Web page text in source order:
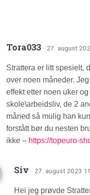
Tora033 · 27. august
Strattera er litt spesielt,
over noen måneder.
effekt etter noen uker
skole\arbeidsliv, de 2
måned så mulig han
forstått bør du nesten
ikke – https://topeuro-
Siv · 27. august 2023
Hei jeg prøvde